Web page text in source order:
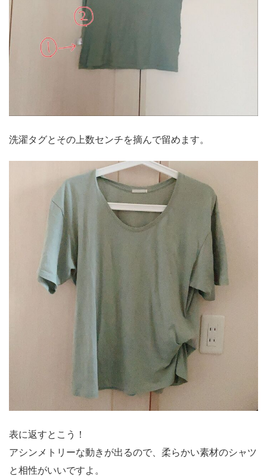
洗濯タグとその上数センチを摘んで留めます。
表に返すとこう！
アシンメトリーな動きが出るので、柔らかい素材のシャツ
と相性がいいですよ。